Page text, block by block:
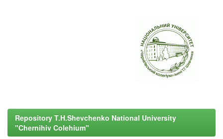
Repository T.H.Shevchenko National University
"Chernihiv Colehium"